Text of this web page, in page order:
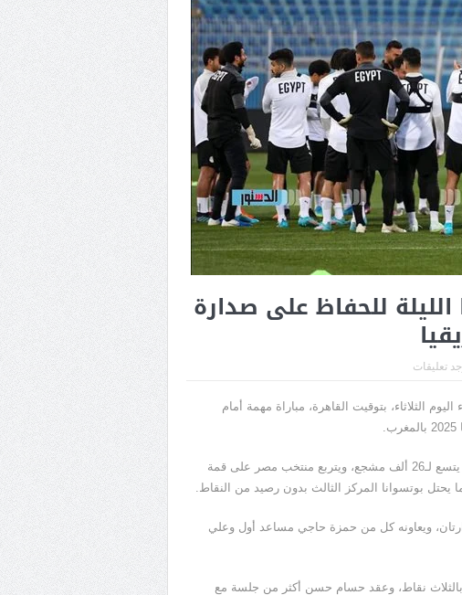
للحفاظ على صدارة
تعليقات
بتوقيت القاهرة، مباراة مهمة أمام
تقام المباراة على ملعب فرانسيستون في بتسوانا، والذى يتسع لـ26 ألف مشجع، ويتربع منتخب مصر على قمة
ارتان، ويعاونه كل من حمزة حاجي مساعد أول وعلي
نقاط، وعقد حسام حسن أكثر من جلسة مع